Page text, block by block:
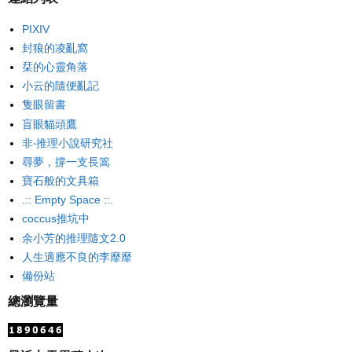
PIXIV
封狼的凌亂窩
栞的心靈角落
小云的隨便亂記
隻眼留書
盲眼貓頭鷹
非‧推理小說研究社
尋夢，撐一支長篙
寶石般的文具箱
.:: Empty Space ::.
coccus推坑中
余小芳的推理隨文2.0
人生適應不良的李靡靡
備份站
總瀏覽量